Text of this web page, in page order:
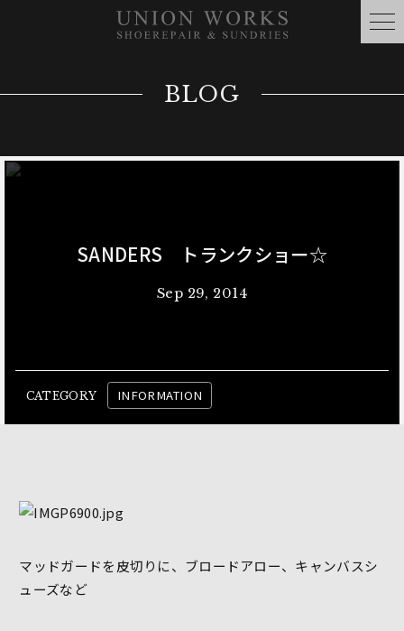
BLOG
SANDERS トランクショー☆
Sep 29, 2014
CATEGORY INFORMATION
マッドガードを皮切りに、ブロードアロー、キャンバスシ
ューズなど